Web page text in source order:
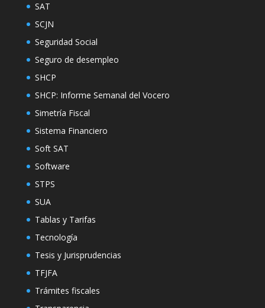
SAT
SCJN
Seguridad Social
Seguro de desempleo
SHCP
SHCP: Informe Semanal del Vocero
Simetría Fiscal
Sistema Financiero
Soft SAT
Software
STPS
SUA
Tablas y Tarifas
Tecnología
Tesis y Jurisprudencias
TFJFA
Trámites fiscales